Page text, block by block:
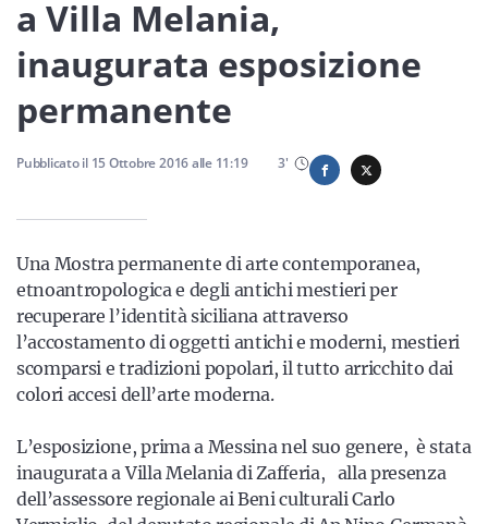
Servizi
nostra newsletter
Iscriviti
a Villa Melania,
inaugurata esposizione
permanente
Pubblicato il 15 Ottobre 2016alle 11:19 3'
Una Mostra permanente di arte contemporanea,
etnoantropologica e degli antichi mestieri per
recuperare l’identità siciliana attraverso
l’accostamento di oggetti antichi e moderni, mestieri
scomparsi e tradizioni popolari, il tutto arricchito dai
colori accesi dell’arte moderna.
L’esposizione, prima a Messina nel suo genere, è stata
inaugurata a Villa Melania di Zafferia, alla presenza
dell’assessore regionale ai Beni culturali Carlo